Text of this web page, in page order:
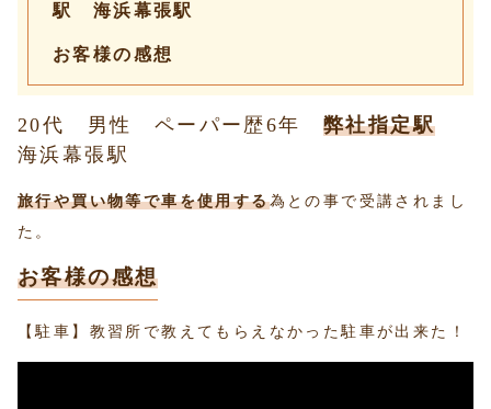
駅 海浜幕張駅
お客様の感想
20代 男性 ペーパー歴6年 弊社指定駅
海浜幕張駅
旅行や買い物等で車を使用する為との事で受講されまし
た。
お客様の感想
【駐車】教習所で教えてもらえなかった駐車が出来た！